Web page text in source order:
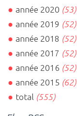
année 2020 (53)
année 2019 (52)
année 2018 (52)
année 2017 (52)
année 2016 (52)
année 2015 (62)
total (555)